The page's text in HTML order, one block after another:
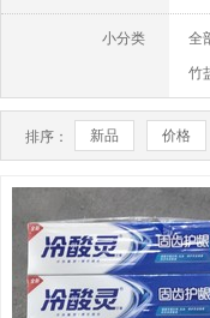
小分类 全
竹
排序： 新品 价格